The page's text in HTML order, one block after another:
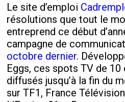
Le site d’emploi
résolutions que tout le
entreprend ce début
campagne de
octobre dernier.
Eggs, ces spots TV de
diffusés jusqu’à la fin du
sur TF1, France